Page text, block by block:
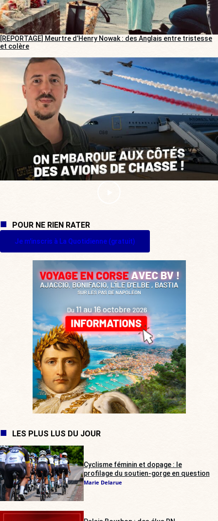
[REPORTAGE] Meurtre d’Henry Nowak : des Anglais entre tristesse
et colère
POUR NE RIEN RATER
Je m'inscris à La Quotidienne (gratuit)
LES PLUS LUS DU JOUR
Cyclisme féminin et dopage : le
profilage du soutien-gorge en question
Marie Delarue